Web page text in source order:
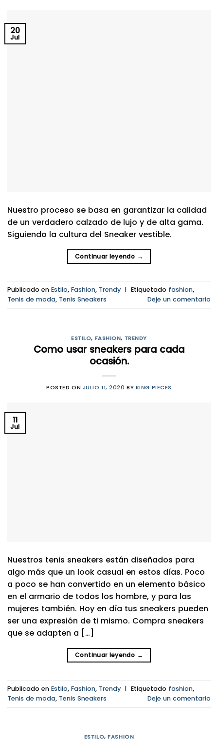
20
Jul
Nuestro proceso se basa en garantizar la calidad
de un verdadero calzado de lujo y de alta gama.
Siguiendo la cultura del Sneaker vestible.
Continuar leyendo →
Publicado en Estilo, Fashion, Trendy | Etiquetado fashion,
Tenis de moda, Tenis Sneakers Deje un comentario
ESTILO, FASHION, TRENDY
Como usar sneakers para cada
ocasión.
POSTED ON JULIO 11, 2020 BY KING PIECES
11
Jul
Nuestros tenis sneakers están diseñados para
algo más que un look casual en estos días. Poco
a poco se han convertido en un elemento básico
en el armario de todos los hombre, y para las
mujeres también. Hoy en día tus sneakers pueden
ser una expresión de ti mismo. Compra sneakers
que se adapten a […]
Continuar leyendo →
Publicado en Estilo, Fashion, Trendy | Etiquetado fashion,
Tenis de moda, Tenis Sneakers Deje un comentario
ESTILO,FASHION